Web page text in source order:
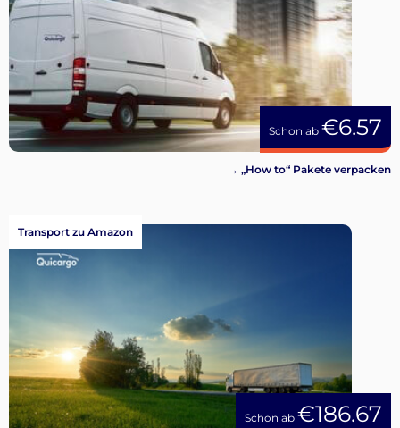
Schon ab €6.57
→ „How to“ Pakete verpacken
Schon ab €186.67
Transport zu Amazon